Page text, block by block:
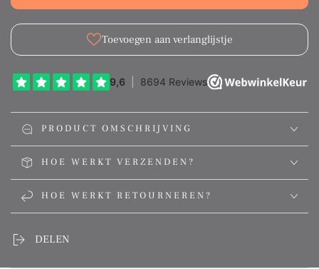
Toevoegen aan verlanglijstje
PRODUCT OMSCHRIJVING
HOE WERKT VERZENDEN?
HOE WERKT RETOURNEREN?
DELEN